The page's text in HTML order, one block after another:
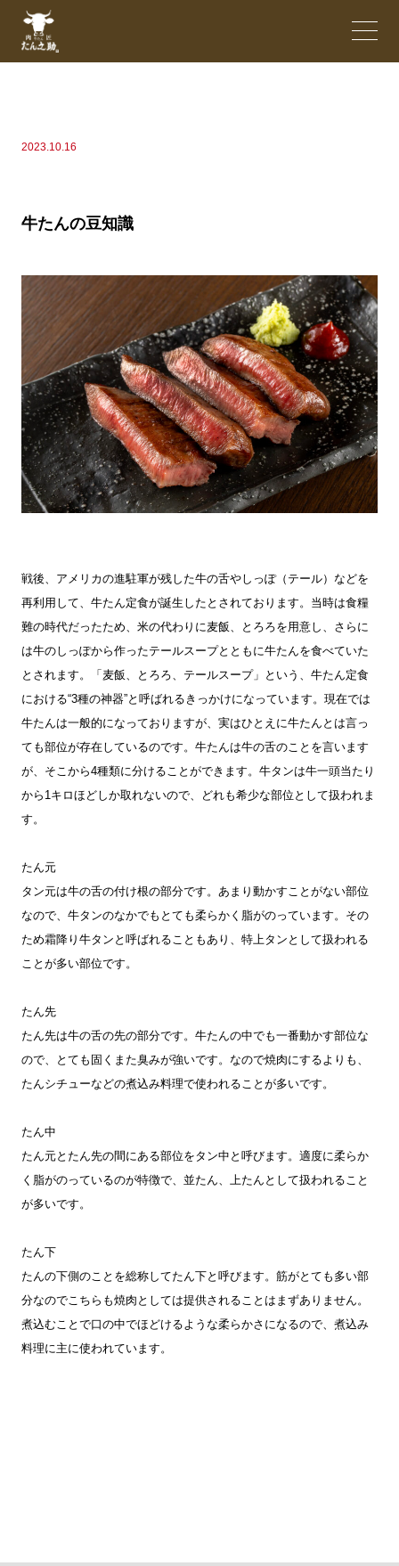
2023.10.16
牛たんの豆知識
戦後、アメリカの進駐軍が残した牛の舌やしっぽ（テール）などを
再利用して、牛たん定食が誕生したとされております。当時は食糧
難の時代だったため、米の代わりに麦飯、とろろを用意し、さらに
は牛のしっぽから作ったテールスープとともに牛たんを食べていた
とされます。「麦飯、とろろ、テールスープ」という、牛たん定食
における“3種の神器”と呼ばれるきっかけになっています。現在では
牛たんは一般的になっておりますが、実はひとえに牛たんとは言っ
ても部位が存在しているのです。牛たんは牛の舌のことを言います
が、そこから4種類に分けることができます。牛タンは牛一頭当たり
から1キロほどしか取れないので、どれも希少な部位として扱われま
す。
たん元
タン元は牛の舌の付け根の部分です。あまり動かすことがない部位
なので、牛タンのなかでもとても柔らかく脂がのっています。その
ため霜降り牛タンと呼ばれることもあり、特上タンとして扱われる
ことが多い部位です。
たん先
たん先は牛の舌の先の部分です。牛たんの中でも一番動かす部位な
ので、とても固くまた臭みが強いです。なので焼肉にするよりも、
たんシチューなどの煮込み料理で使われることが多いです。
たん中
たん元とたん先の間にある部位をタン中と呼びます。適度に柔らか
く脂がのっているのが特徴で、並たん、上たんとして扱われること
が多いです。
たん下
たんの下側のことを総称してたん下と呼びます。筋がとても多い部
分なのでこちらも焼肉としては提供されることはまずありません。
煮込むことで口の中でほどけるような柔らかさになるので、煮込み
料理に主に使われています。